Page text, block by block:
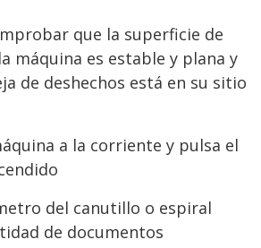
que la superficie de
máquina es estable y plana y
de deshechos está en su sitio
a la corriente y pulsa el
del canutillo o espiral
de documentos